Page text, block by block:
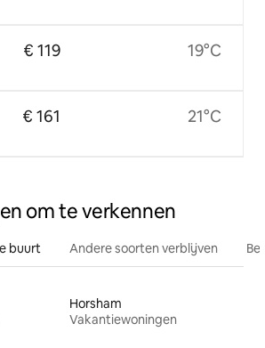
€ 119
€ 161
19°C
21°C
om te verkennen
buurt Andere soorten verblijven
Horsham
Vakantiewoningen